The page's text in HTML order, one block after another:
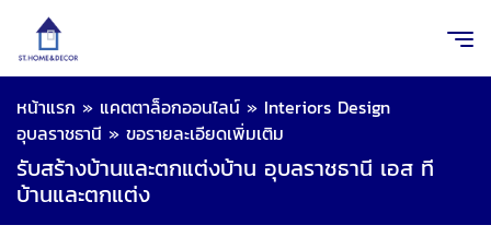
หน้าแรก » แคตตาล็อกออนไลน์ » Interiors Design
อุบลราชธานี » ขอรายละเอียดเพิ่มเติม
รับสร้างบ้านและตกแต่งบ้าน อุบลราชธานี เอส ที
บ้านและตกแต่ง